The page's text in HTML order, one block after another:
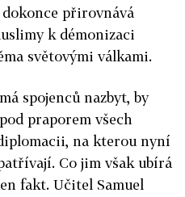
přirovnává
k démonizaci
světovými válkami.
spojenců nazbyt, by
praporem všech
na kterou nyní
Co jim však ubírá
fakt. Učitel Samuel